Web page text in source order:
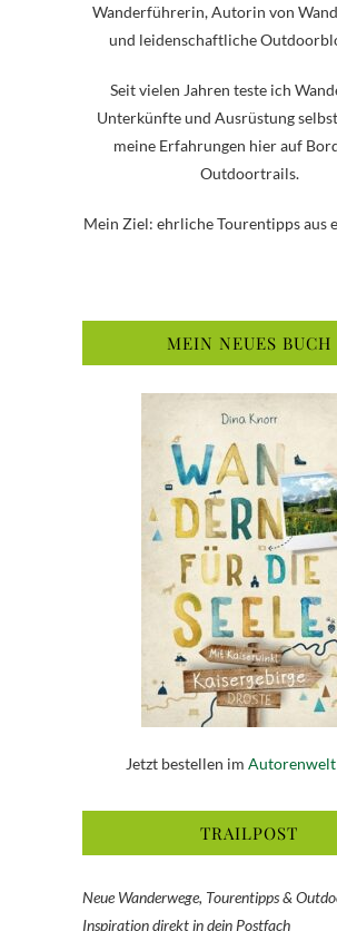
Wanderführerin, Autorin von
und leidenschaftliche
Seit vielen Jahren teste ich
Unterkünfte und Ausrüstung
meine Erfahrungen hier auf
Outdoortrails.
Mein Ziel: ehrliche Tourentipps aus
MEIN NEUES BUCH
Jetzt bestellen im Autorenwelt
TRAILPOST
Neue Wanderwege, Tourentipps &
Inspiration direkt in dein Postfach